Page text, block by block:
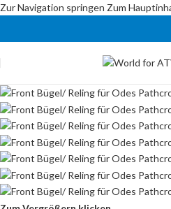
Zur Navigation springen Zum